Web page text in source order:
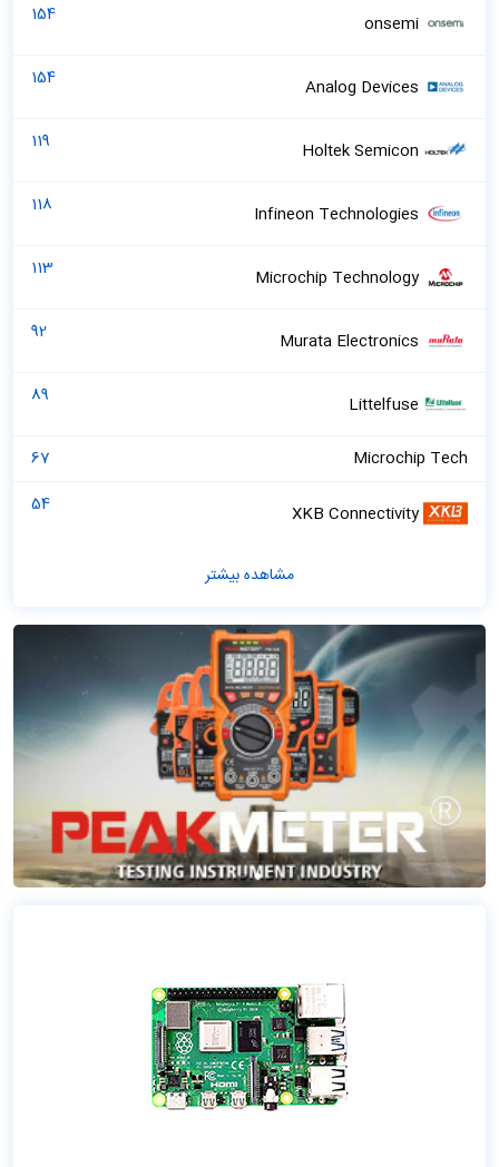
154
154
119
118
113
92
89
Microchip Tech
67
54
مشاهده بیشتر